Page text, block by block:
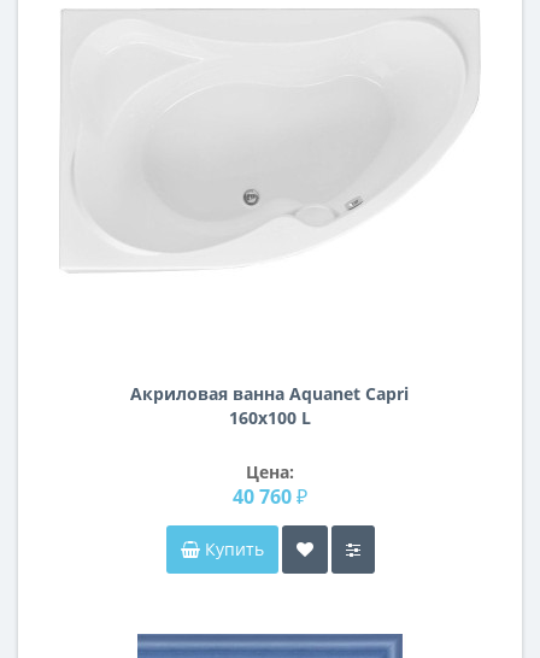
Акриловая ванна Aquanet Capri
160x100 L
Цена:
40 760 ₽
Купить